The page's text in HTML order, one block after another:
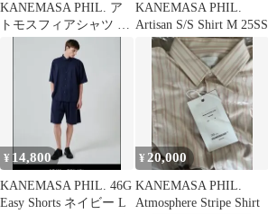
KANEMASA PHIL. ア
トモスフィアシャツ チ
ャコールMサイズ
KANEMASA PHIL.
Artisan S/S Shirt M 25SS
¥ 14,800
KANEMASA PHIL. 46G
Easy Shorts ネイビー L
¥ 20,000
KANEMASA PHIL.
Atmosphere Stripe Shirt